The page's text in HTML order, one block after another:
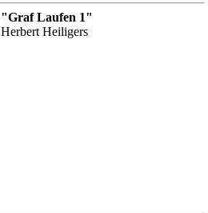
"Graf Laufen 1"
Herbert Heiligers